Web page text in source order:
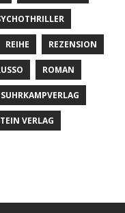
REIHE REZENSION
ROMAN
SUHRKAMPVERLAG
VERLAG